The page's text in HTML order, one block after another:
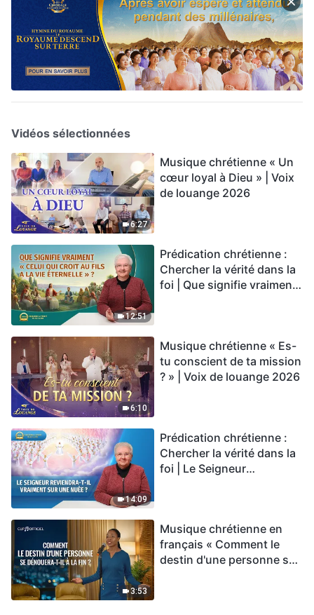
Vidéos sélectionnées
6:27
Musique chrétienne « Un
cœur loyal à Dieu » | Voix
de louange 2026
12:51
Prédication chrétienne :
Chercher la vérité dans la
foi | Que signifie vraiment
6:10
Musique chrétienne « Es-
tu conscient de ta mission
? » | Voix de louange 2026
14:09
Prédication chrétienne :
Chercher la vérité dans la
foi | Le Seigneur
3:53
Musique chrétienne en
français « Comment le
destin d'une personne se